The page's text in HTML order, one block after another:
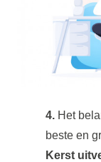
4.Het
beste en
Kerst